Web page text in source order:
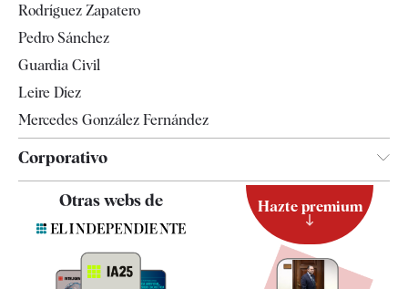
Televisión
Rodríguez Zapatero
Pedro Sánchez
Guardia Civil
Leire Díez
Mercedes González Fernández
Corporativo
Contacto
Otras webs de Hazte premium